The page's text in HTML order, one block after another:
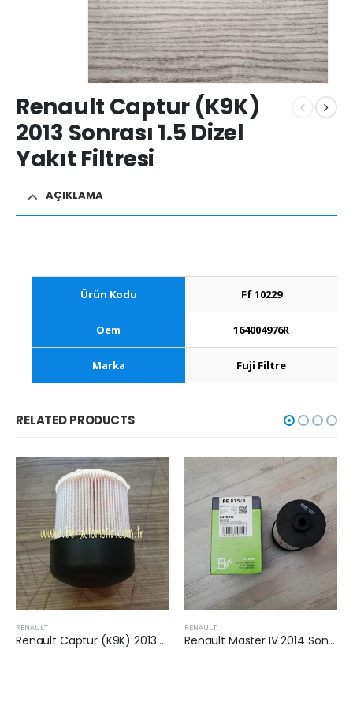
Renault Captur (K9K)
2013 Sonrası 1.5 Dizel
Yakıt Filtresi
AÇIKLAMA
Ürün Kodu Ff 10229
Oem 164004976R
Marka Fuji Filtre
RELATED PRODUCTS
RENAULT
Renault Captur (K9K) 2013 Sonrası 1.5 Dizel Yakıt Filtresi
RENAULT
Renault Master IV 2014 Sonrası 2.3 Dci Yakıt Filtresi